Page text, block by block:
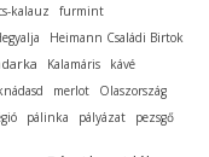
kalauz furmint
Heimann Családi Birtok
Kalamáris
kávé
merlot Olaszország
pálinka pályázat pezsgő